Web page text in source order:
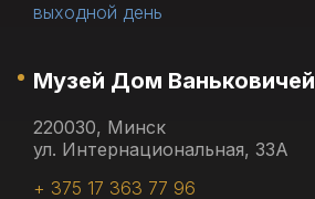
выходной день
Музей Дом Ваньковичей
220030, Минск
ул. Интернациональная, 33А
+ 375 17 363 77 96